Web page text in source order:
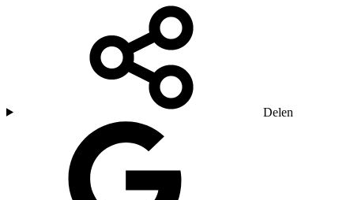
Delen